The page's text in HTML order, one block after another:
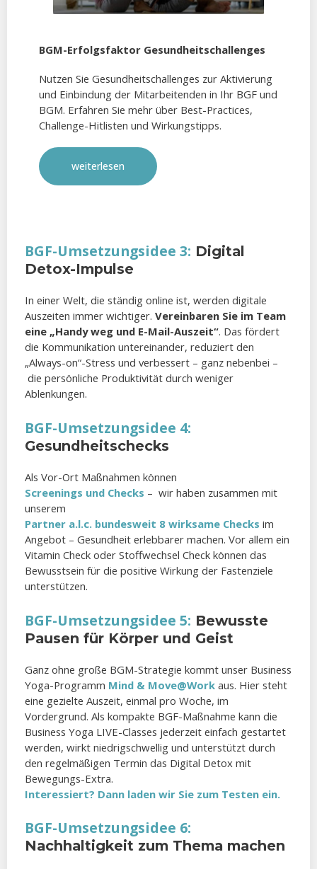
BGM-Erfolgsfaktor Gesundheitschallenges
Nutzen Sie Gesundheitschallenges zur Aktivierung
und Einbindung der Mitarbeitenden in Ihr BGF und
BGM. Erfahren Sie mehr über Best-Practices,
Challenge-Hitlisten und Wirkungstipps.
weiterlesen
BGF-Umsetzungsidee 3: Digital
Detox-Impulse
In einer Welt, die ständig online ist, werden digitale
Auszeiten immer wichtiger. Vereinbaren Sie im Team
eine „Handy weg und E-Mail-Auszeit“. Das fördert
die Kommunikation untereinander, reduziert den
„Always-on“-Stress und verbessert – ganz nebenbei –
die persönliche Produktivität durch weniger
Ablenkungen.
BGF-Umsetzungsidee 4:
Gesundheitschecks
Als Vor-Ort Maßnahmen können
Screenings und Checks – wir haben zusammen mit
unserem
Partner a.l.c. bundesweit 8 wirksame Checks im
Angebot – Gesundheit erlebbarer machen. Vor allem ein
Vitamin Check oder Stoffwechsel Check können das
Bewusstsein für die positive Wirkung der Fastenziele
unterstützen.
BGF-Umsetzungsidee 5: Bewusste
Pausen für Körper und Geist
Ganz ohne große BGM-Strategie kommt unser Business
Yoga-Programm Mind & Move@Work aus. Hier steht
eine gezielte Auszeit, einmal pro Woche, im
Vordergrund. Als kompakte BGF-Maßnahme kann die
Business Yoga LIVE-Classes jederzeit einfach gestartet
werden, wirkt niedrigschwellig und unterstützt durch
den regelmäßigen Termin das Digital Detox mit
Bewegungs-Extra.
Interessiert? Dann laden wir Sie zum Testen ein.
BGF-Umsetzungsidee 6:
Nachhaltigkeit zum Thema machen